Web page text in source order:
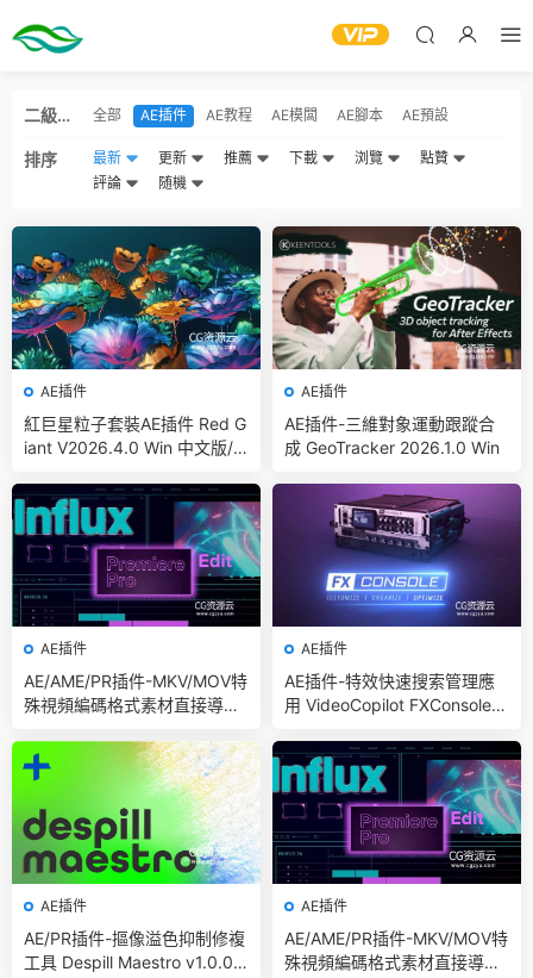
二級分
全部 AE插件 AE教程 AE模闆 AE腳本 AE預設
排序 最新 更新 推薦 下載 浏覽
點贊
評論
随機
AE插件
紅巨星粒子套裝AE插件 Red G
iant V2026.4.0 Win 中文版/
gic Bullet + VFX Suit
AE插件
AE插件-三維對象運動跟蹤合
成 GeoTracker 2026.1.0 Win
AE插件
AE/AME/PR插件-MKV/MOV特
殊視頻編碼格式素材直接導入
c
AE插件
AE插件-特效快速搜索管理應
用 VideoCopilot FXConsole V
AE插件
AE/PR插件-摳像溢色抑制修複
工具 Despill Maestro v1.0.0b
AE插件
AE/AME/PR插件-MKV/MOV特
殊視頻編碼格式素材直接導入I